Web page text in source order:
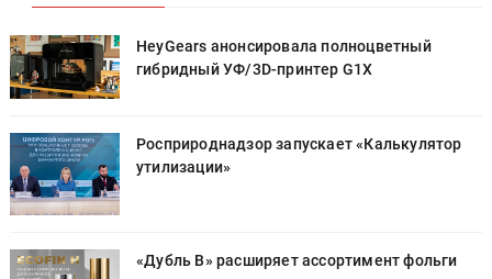
HeyGears анонсировала полноцветный
гибридный УФ/3D-принтер G1X
Росприроднадзор запускает «Калькулятор
утилизации»
«Дубль В» расширяет ассортимент фольги